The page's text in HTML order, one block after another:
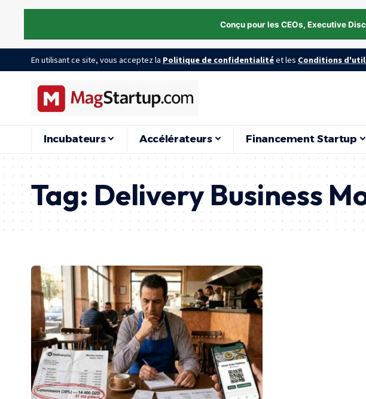
Conçu pour les CEOs, Executive
En utilisant ce site, vous acceptez la Politique de confidentialitéet les Conditions
Incubateurs Accélérateurs Financement Startup
Tag:Delivery Business